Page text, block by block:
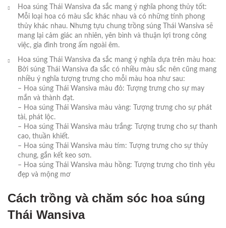
Hoa súng Thái Wansiva đa sắc mang ý nghĩa phong thủy tốt:
Mỗi loại hoa có màu sắc khác nhau và có những tính phong
thủy khác nhau. Nhưng tựu chung trồng súng Thái Wansiva sẽ
mang lại cảm giác an nhiên, yên bình và thuận lợi trong công
việc, gia đình trong ấm ngoài êm.
Hoa súng Thái Wansiva đa sắc mang ý nghĩa dựa trên màu hoa:
Bởi súng Thái Wansiva đa sắc có nhiều màu sắc nên cũng mang
nhiều ý nghĩa tượng trưng cho mỗi màu hoa như sau:
– Hoa súng Thái Wansiva màu đỏ: Tượng trưng cho sự may
mắn và thành đạt.
– Hoa súng Thái Wansiva màu vàng: Tượng trưng cho sự phát
tài, phát lộc.
– Hoa súng Thái Wansiva màu trắng: Tượng trưng cho sự thanh
cao, thuần khiết.
– Hoa súng Thái Wansiva màu tím: Tượng trưng cho sự thủy
chung, gắn kết keo sơn.
– Hoa súng Thái Wansiva màu hồng: Tượng trưng cho tình yêu
đẹp và mộng mơ
Cách trồng và chăm sóc hoa súng
Thái Wansiva